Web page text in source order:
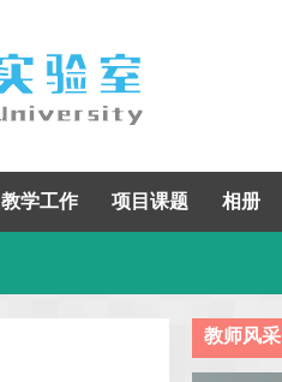
教学工作 项目课题 相册
教师风采